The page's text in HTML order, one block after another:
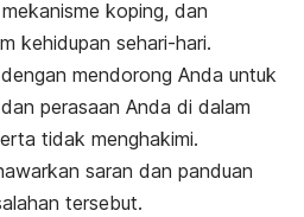
koping, dan
kehidupan sehari-hari.
mendorong Anda untuk
perasaan Anda di dalam
tidak menghakimi.
saran dan panduan
tersebut.